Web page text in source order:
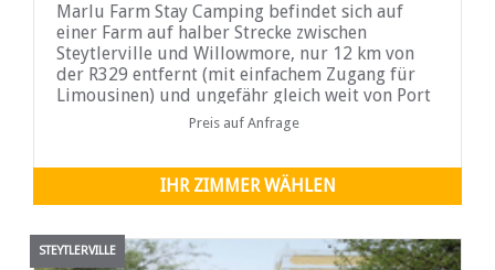
Marlu Farm Stay Camping befindet sich auf
einer Farm auf halber Strecke zwischen
Steytlerville und Willowmore, nur 12 km von
der R329 entfernt (mit einfachem Zugang für
Limousinen) und ungefähr gleich weit von Port
Elizabeth, Jeffreys Bay, Knysna, Oudtshoorn,
Beaufort West und Graaff- entfernt. Reinet.
Sehenswürdigkeiten von Baviaanskloof, der
Karoo zu erkunden oder einfach nur hier zu
Preis auf Anfrage
IHR ZIMMER WÄHLEN
STEYTLERVILLE